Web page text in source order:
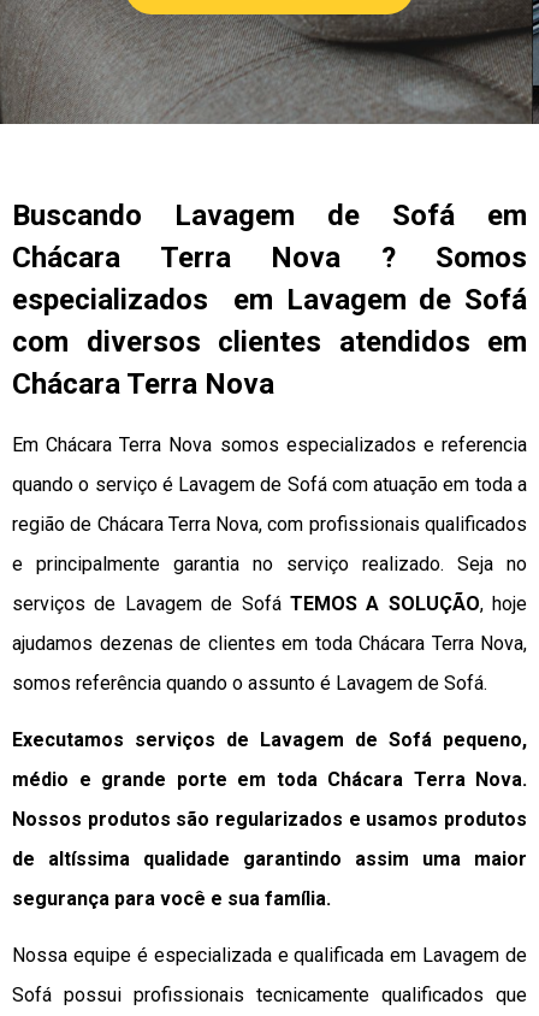
Buscando Lavagem de Sofá em
Chácara Terra Nova ? Somos
especializados em Lavagem de Sofá
com diversos clientes atendidos em
Chácara Terra Nova
Em Chácara Terra Nova somos especializados e referencia
quando o serviço é Lavagem de Sofá com atuação em toda a
região de Chácara Terra Nova, com profissionais qualificados
e principalmente garantia no serviço realizado. Seja no
serviços de Lavagem de Sofá TEMOS A SOLUÇÃO, hoje
ajudamos dezenas de clientes em toda Chácara Terra Nova,
somos referência quando o assunto é Lavagem de Sofá.
Executamos serviços de Lavagem de Sofá pequeno,
médio e grande porte em toda Chácara Terra Nova.
Nossos produtos são regularizados e usamos produtos
de altíssima qualidade garantindo assim uma maior
segurança para você e sua família.
Nossa equipe é especializada e qualificada em Lavagem de
Sofá possui profissionais tecnicamente qualificados que